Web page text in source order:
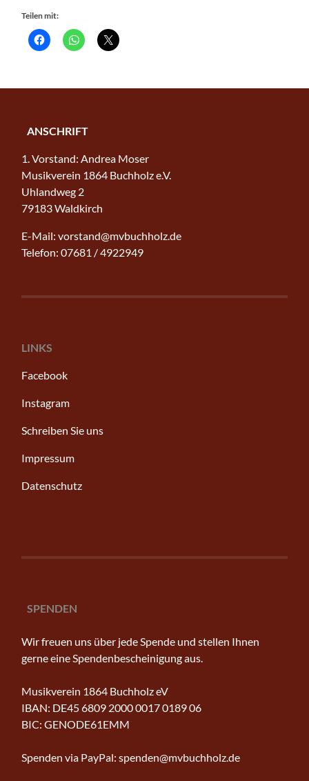
Teilen mit:
ANSCHRIFT
1. Vorstand: Andrea Moser
Musikverein 1864 Buchholz e.V.
Uhlandweg 2
79183 Waldkirch
E-Mail: vorstand@mvbuchholz.de
Telefon: 07681 / 4922949
LINKS
Facebook
Instagram
Schreiben Sie uns
Impressum
Datenschutz
SPENDEN
Wir freuen uns über jede Spende und stellen Ihnen
gerne eine Spendenbescheinigung aus.
Musikverein 1864 Buchholz eV
IBAN: DE45 6809 2000 0017 0189 06
BIC: GENODE61EMM
Spenden via PayPal: spenden@mvbuchholz.de